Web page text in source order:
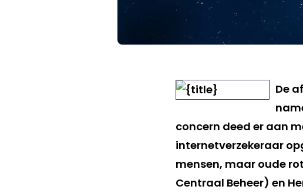
De
concern deed er aan
internetverzekeraar
mensen, maar oude
Centraal Beheer) en